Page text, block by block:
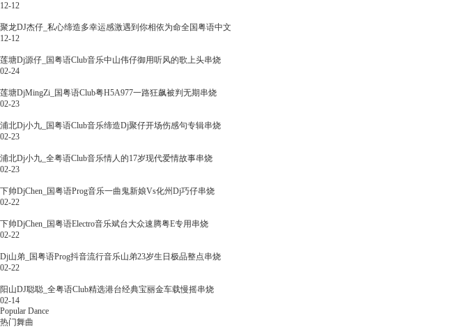
12-12
聚龙DJ杰仔_私心缔造多幸运感激遇到你相依为命全国粤语中文
12-12
莲塘Dj源仔_国粤语Club音乐中山伟仔御用听风的歌上头串烧
02-24
莲塘DjMingZi_国粤语Club粤H5A977一路狂飙被判无期串烧
02-23
浦北Dj小九_国粤语Club音乐缔造Dj聚仔开场伤感句专辑串烧
02-23
浦北Dj小九_全粤语Club音乐情人的17岁现代爱情故事串烧
02-23
下帅DjChen_国粤语Prog音乐一曲鬼新娘Vs化州Dj巧仔串烧
02-22
下帅DjChen_国粤语Electro音乐斌台大众速腾粤E专用串烧
02-22
Dj山弟_国粤语Prog抖音流行音乐山弟23岁生日极品整点串烧
02-22
阳山DJ聪聪_全粤语Club精选港台经典宝丽金车载慢摇串烧
02-14
Popular Dance
热门舞曲